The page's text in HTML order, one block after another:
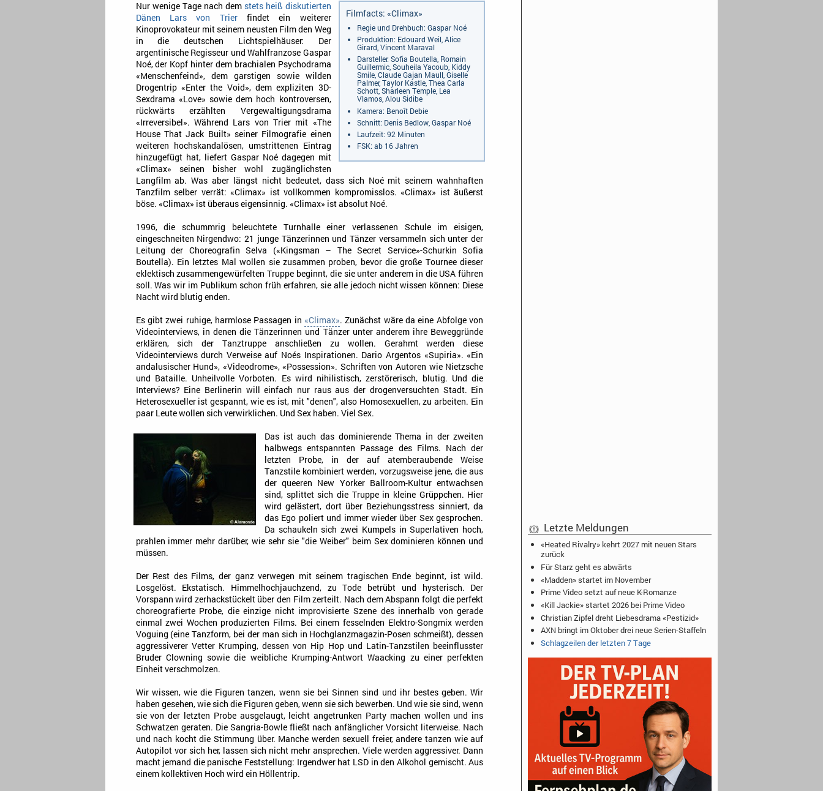
Filmfacts: «Climax»
Regie und Drehbuch: Gaspar Noé
Produktion: Edouard Weil, Alice
Girard, Vincent Maraval
Darsteller: Sofia Boutella, Romain
Guillermic, Souheila Yacoub, Kiddy
Smile, Claude Gajan Maull, Giselle
Palmer, Taylor Kastle, Thea Carla
Schott, Sharleen Temple, Lea
Vlamos, Alou Sidibe
Kamera: Benoît Debie
Schnitt: Denis Bedlow, Gaspar Noé
Laufzeit: 92 Minuten
FSK: ab 16 Jahren
Nur wenige Tage nach dem stets heiß diskutierten
Dänen Lars von Trierfindet ein weiterer
Kinoprovokateur mit seinem neusten Film den Weg
in die deutschen Lichtspielhäuser: Der
argentinische Regisseur und Wahlfranzose Gaspar
Noé, der Kopf hinter dem brachialen Psychodrama
«Menschenfeind», dem garstigen sowie wilden
Drogentrip «Enter the Void», dem expliziten 3D-
Sexdrama «Love» sowie dem hoch kontroversen,
rückwärts erzählten Vergewaltigungsdrama
«Irreversibel». Während Lars von Trier mit «The
House That Jack Built» seiner Filmografie einen
weiteren hochskandalösen, umstrittenen Eintrag
hinzugefügt hat, liefert Gaspar Noé dagegen mit
«Climax» seinen bisher wohl zugänglichsten
Langfilm ab. Was aber längst nicht bedeutet, dass sich Noé mit seinem wahnhaften
Tanzfilm selber verrät: «Climax» ist vollkommen kompromisslos. «Climax» ist äußerst
böse. «Climax» ist überaus eigensinnig. «Climax» ist absolut Noé.
1996, die schummrig beleuchtete Turnhalle einer verlassenen Schule im eisigen,
eingeschneiten Nirgendwo: 21 junge Tänzerinnen und Tänzer versammeln sich unter der
Leitung der Choreografin Selva («Kingsman – The Secret Service»-Schurkin Sofia
Boutella). Ein letztes Mal wollen sie zusammen proben, bevor die große Tournee dieser
eklektisch zusammengewürfelten Truppe beginnt, die sie unter anderem in die USA führen
soll. Was wir im Publikum schon früh erfahren, sie alle jedoch nicht wissen können: Diese
Nacht wird blutig enden.
Es gibt zwei ruhige, harmlose Passagen in«Climax». Zunächst wäre da eine Abfolge von
Videointerviews, in denen die Tänzerinnen und Tänzer unter anderem ihre Beweggründe
erklären, sich der Tanztruppe anschließen zu wollen. Gerahmt werden diese
Videointerviews durch Verweise auf Noés Inspirationen. Dario Argentos «Supiria». «Ein
andalusischer Hund», «Videodrome», «Possession». Schriften von Autoren wie Nietzsche
und Bataille. Unheilvolle Vorboten. Es wird nihilistisch, zerstörerisch, blutig. Und die
Interviews? Eine Berlinerin will einfach nur raus aus der drogenversuchten Stadt. Ein
Heterosexueller ist gespannt, wie es ist, mit "denen", also Homosexuellen, zu arbeiten. Ein
paar Leute wollen sich verwirklichen. Und Sex haben. Viel Sex.
Das ist auch das dominierende Thema in der zweiten
halbwegs entspannten Passage des Films. Nach der
letzten Probe, in der auf atemberaubende Weise
Tanzstile kombiniert werden, vorzugsweise jene, die aus
der queeren New Yorker Ballroom-Kultur entwachsen
sind, splittet sich die Truppe in kleine Grüppchen. Hier
wird gelästert, dort über Beziehungsstress sinniert, da
das Ego poliert und immer wieder über Sex gesprochen.
Da schaukeln sich zwei Kumpels in Superlativen hoch,
prahlen immer mehr darüber, wie sehr sie "die Weiber" beim Sex dominieren können und
müssen.
Der Rest des Films, der ganz verwegen mit seinem tragischen Ende beginnt, ist wild.
Losgelöst. Ekstatisch. Himmelhochjauchzend, zu Tode betrübt und hysterisch. Der
Vorspann wird zerhackstückelt über den Film zerteilt. Nach dem Abspann folgt die perfekt
choreografierte Probe, die einzige nicht improvisierte Szene des innerhalb von gerade
einmal zwei Wochen produzierten Films. Bei einem fesselnden Elektro-Songmix werden
Voguing (eine Tanzform, bei der man sich in Hochglanzmagazin-Posen schmeißt), dessen
aggressiverer Vetter Krumping, dessen von Hip Hop und Latin-Tanzstilen beeinflusster
Bruder Clowning sowie die weibliche Krumping-Antwort Waacking zu einer perfekten
Einheit verschmolzen.
Wir wissen, wie die Figuren tanzen, wenn sie bei Sinnen sind und ihr bestes geben. Wir
haben gesehen, wie sich die Figuren geben, wenn sie sich bewerben. Und wie sie sind, wenn
sie von der letzten Probe ausgelaugt, leicht angetrunken Party machen wollen und ins
Schwatzen geraten. Die Sangria-Bowle fließt nach anfänglicher Vorsicht literweise. Nach
und nach kocht die Stimmung über. Manche werden sexuell freier, andere tanzen wie auf
Autopilot vor sich her, lassen sich nicht mehr ansprechen. Viele werden aggressiver. Dann
macht jemand die panische Feststellung: Irgendwer hat LSD in den Alkohol gemischt. Aus
einem kollektiven Hoch wird ein Höllentrip.
Letzte Meldungen
«Heated Rivalry» kehrt 2027 mit neuen Stars
zurück
Für Starz geht es abwärts
«Madden» startet im November
Prime Video setzt auf neue K-Romanze
«Kill Jackie» startet 2026 bei Prime Video
Christian Zipfel dreht Liebesdrama «Pestizid»
AXN bringt im Oktober drei neue Serien-Staffeln
Schlagzeilen der letzten 7 Tage